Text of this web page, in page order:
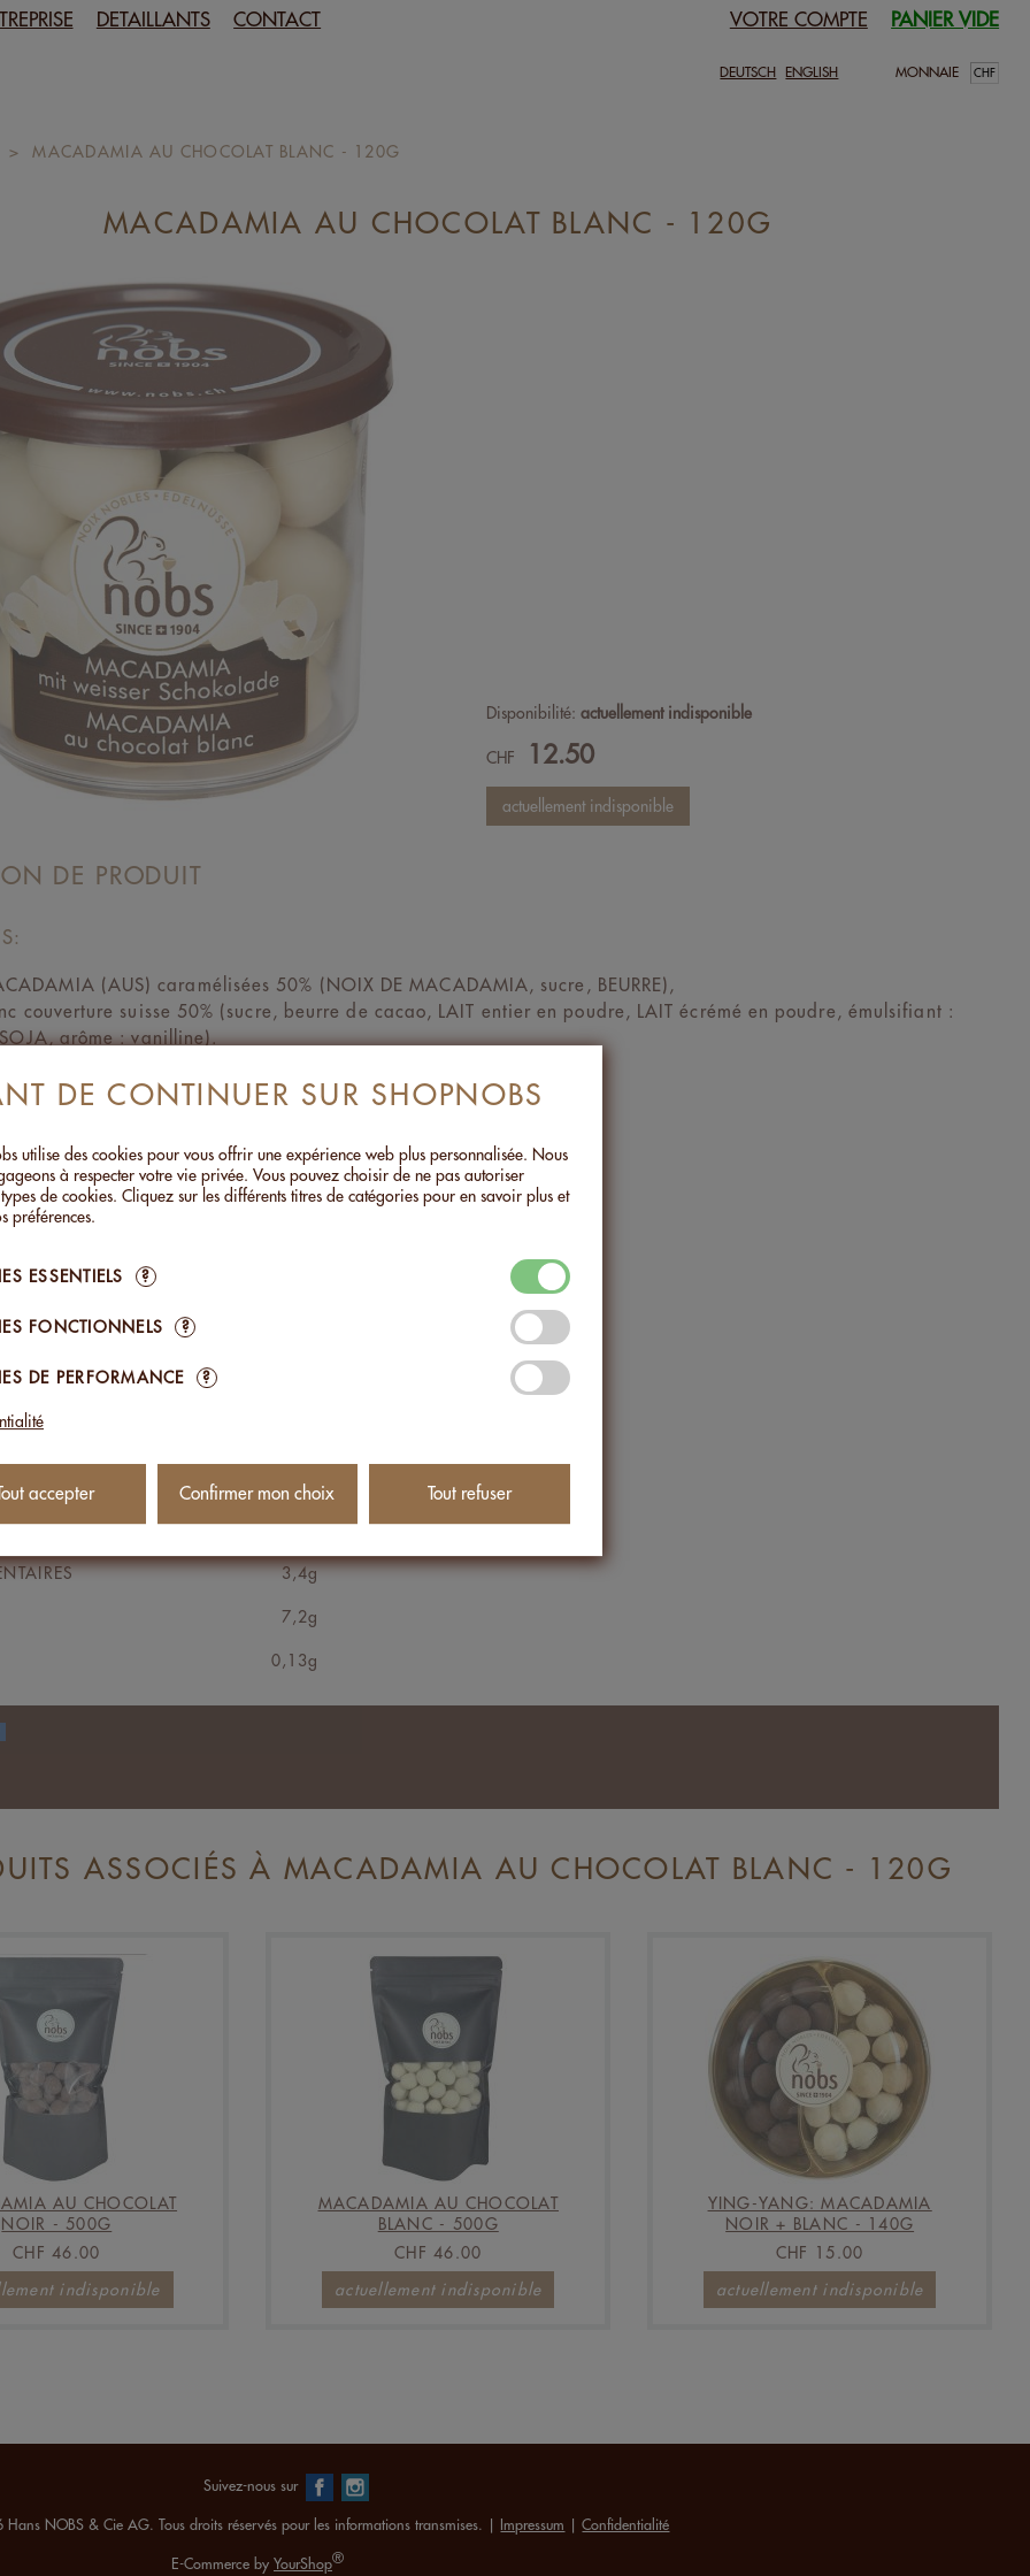
DETAILLANTS CONTACT VOTRE COMPTE PANIER VIDE
DEUTSCH ENGLISH MONNAIE
> MACADAMIA AU CHOCOLAT BLANC - 120G
MACADAMIA AU CHOCOLAT BLANC - 120G
Disponibilité:actuellement indisponible
CHF 12.50
DE PRODUIT
(AUS) caramélisées 50% (NOIX DE MACADAMIA, sucre, BEURRE),
couverture suisse 50% (sucre, beurre de cacao, LAIT entier en poudre, LAIT écrémé en poudre, émulsifiant :
arôme : vanilline).
chocolat : 36% minimum, dont beurre de cacao : 36%
garantissant une conservation optimale du produit.
et élaboré artisanalement en Suisse
(POUR 100G)
GRAS SATURÉS
33,1g
31,6g
3,4g
7,2g
0,13g
ASSOCIÉS À MACADAMIA AU CHOCOLAT BLANC - 120G
AU CHOCOLAT
NOIR - 500G
CHF 46.00
indisponible
MACADAMIA AU CHOCOLAT
BLANC - 500G
CHF 46.00
actuellement indisponible
YING-YANG: MACADAMIA
NOIR + BLANC - 140G
CHF 15.00
actuellement indisponible
Suivez-nous sur
NOBS & Cie AG. Tous droits réservés pour les informations transmises. | Impressum |Confidentialité
E-Commerce by YourShop®
DE CONTINUER SUR SHOPNOBS
utilise des cookies pour vous offrir une expérience web plus personnalisée. Nous
à respecter votre vie privée. Vous pouvez choisir de ne pas autoriser
de cookies. Cliquez sur les différents titres de catégories pour en savoir plus et
préférences.
ESSENTIELS ?
FONCTIONNELS ?
DE PERFORMANCE ?
accepter Confirmer mon choix Tout refuser